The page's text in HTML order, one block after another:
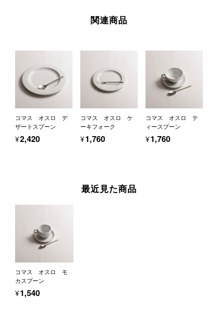
関連商品
コマス オスロ デ
ザートスプーン
¥2,420
コマス オスロ ケ
ーキフォーク
¥1,760
コマス オスロ テ
ィースプーン
¥1,760
最近見た商品
コマス オスロ モ
カスプーン
¥1,540